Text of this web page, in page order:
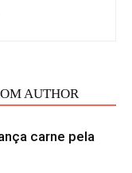
AUTHOR
carne pela